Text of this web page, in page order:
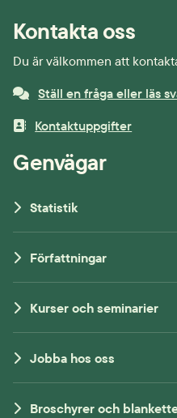
Kontakta oss
Du är välkommen att
Ställ en fråga eller läs
Kontaktuppgifter
Genvägar
Statistik
Författningar
Kurser och seminarier
Jobba hos oss
Broschyrer och